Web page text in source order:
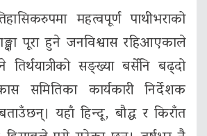
महत्वपूर्ण पाथीभराको
पूरा हुने जनविश्वास रहिआएकाले
सङ्ख्या बर्सेनि बढ्दो
समितिका कार्यकारी निर्देशक
यहाँ हिन्दू, बौद्ध र किराँत